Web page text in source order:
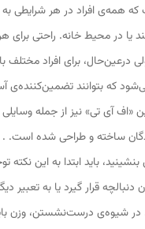
همه‌ی افراد در هر شرایطی
یا در محیط خانه. راحتی
درعین‌حال، برای افراد مختلف
که بتوانند تضمین‌کننده‌ی
«اف آی تی» نیز از جمله
ساخته و طراحی شده است. .
باید ابتدا به این نکته
دنبالچه قرار گیرد یا به تعبیر
در شیوه‌ی درست‌نشستن، وزن